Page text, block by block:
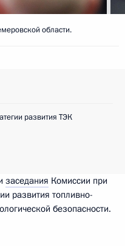
области.
развития ТЭК
заседания Комиссии при
развития топливно-
безопасности.